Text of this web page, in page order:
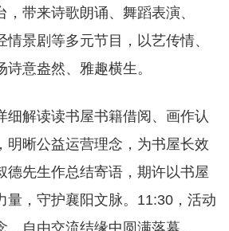
带来诗歌朗诵、舞蹈表演、
情景剧等多元节目，以艺传情、
意盎然、雅趣横生。
细解读读书屋书籍借阅、画作认
明晰公益运营理念，为书屋长效
德先生作总结寄语，期许以书屋
量，守护襄阳文脉。11:30，活动